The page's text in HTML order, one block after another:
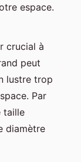
espace.
crucial à
peut
lustre trop
Par
taille
diamètre